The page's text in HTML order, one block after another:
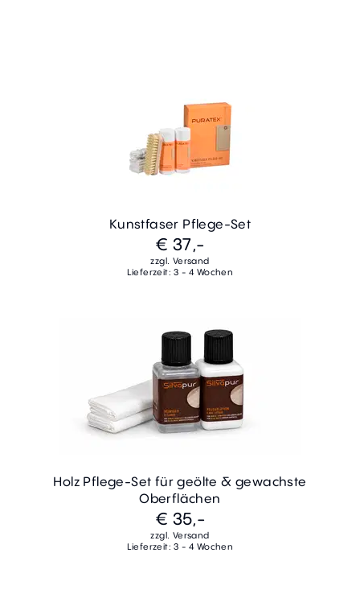
Kunstfaser Pflege-Set
€ 37,-
zzgl. Versand
Lieferzeit: 3 - 4 Wochen
Holz Pflege-Set für geölte & gewachste
Oberflächen
€ 35,-
zzgl. Versand
Lieferzeit: 3 - 4 Wochen